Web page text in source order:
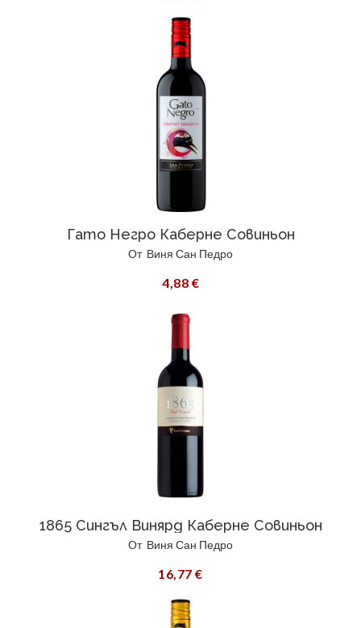
Гато Негро Каберне Совиньон
От Виня Сан Педро
4,88 €
1865 Сингъл Винярд Каберне Совиньон
От Виня Сан Педро
16,77 €